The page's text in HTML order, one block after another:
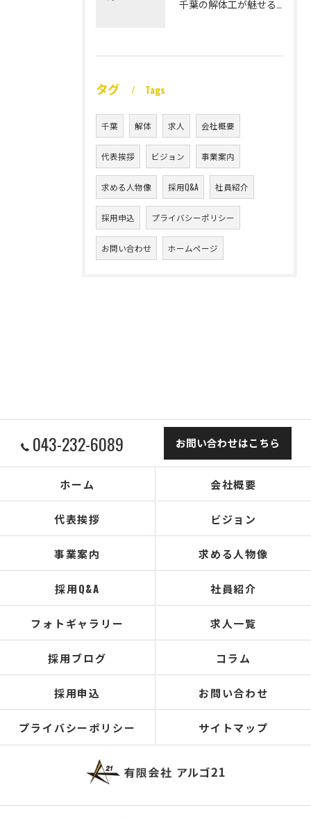
タグ Tags
千葉 解体 求人 会社概要
代表挨拶 ビジョン 事業案内
求める人物像 採用Q&A 社員紹介
採用申込 プライバシーポリシー
お問い合わせ ホームページ
043-232-6089 お問い合わせはこちら
ホーム 会社概要
代表挨拶 ビジョン
事業案内 求める人物像
採用Q&A 社員紹介
フォトギャラリー 求人一覧
採用ブログ コラム
採用申込 お問い合わせ
プライバシーポリシー サイトマップ